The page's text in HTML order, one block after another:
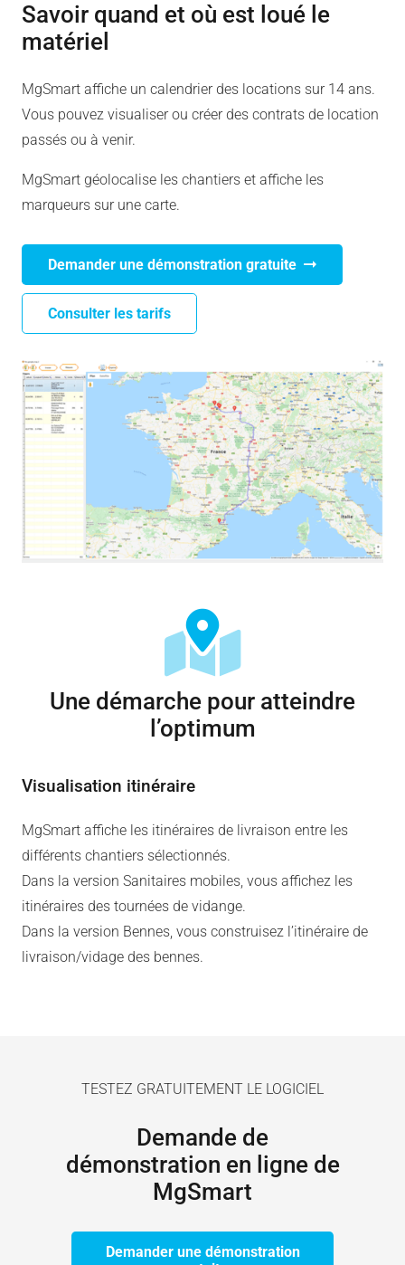
Savoir quand et où est loué le
matériel
MgSmart affiche un calendrier des locations sur 14 ans.
Vous pouvez visualiser ou créer des contrats de location
passés ou à venir.
MgSmart géolocalise les chantiers et affiche les
marqueurs sur une carte.
Demander une démonstration gratuite
Consulter les tarifs
Une démarche pour atteindre
l’optimum
Visualisation itinéraire
MgSmart affiche les itinéraires de livraison entre les
différents chantiers sélectionnés.
Dans la version Sanitaires mobiles, vous affichez les
itinéraires des tournées de vidange.
Dans la version Bennes, vous construisez l’itinéraire de
livraison/vidage des bennes.
TESTEZ GRATUITEMENT LE LOGICIEL
Demande de
démonstration en ligne de
MgSmart
Demander une démonstration